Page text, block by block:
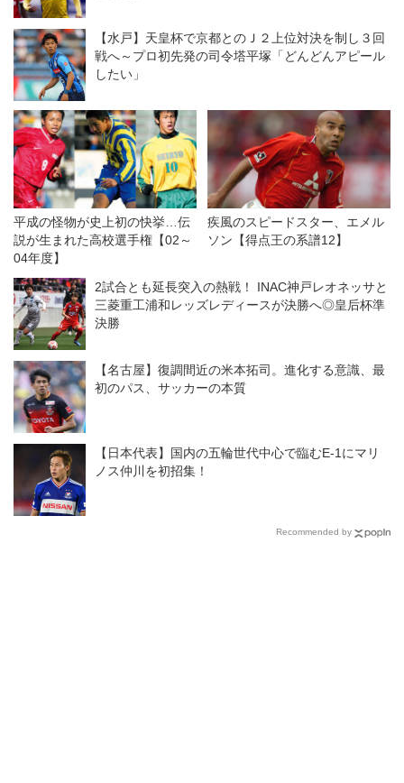
【水戸】天皇杯で京都とのＪ２上位対決を制し３回
戦へ～プロ初先発の司令塔平塚「どんどんアピール
したい」
平成の怪物が史上初の快挙…伝
説が生まれた高校選手権【02～
04年度】
疾風のスピードスター、エメル
ソン【得点王の系譜12】
2試合とも延長突入の熱戦！ INAC神戸レオネッサと
三菱重工浦和レッズレディースが決勝へ◎皇后杯準
決勝
【名古屋】復調間近の米本拓司。進化する意識、最
初のパス、サッカーの本質
【日本代表】国内の五輪世代中心で臨むE-1にマリ
ノス仲川を初招集！
Recommended by